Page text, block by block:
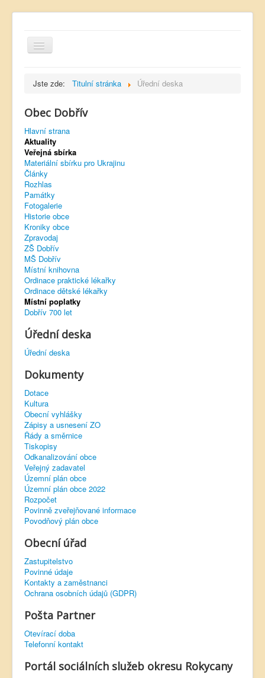
Kontakt
Úřední deska
Dobřívský zpravodaj
Rozhlas
Sokol Dobřív
Ubytování
Obec Pavlovsko
Virtuální prohlídka
Jste zde: Titulní stránka Úřední deska
Obec Dobřív
Hlavní strana
Aktuality
Veřejná sbírka
Materiální sbírku pro Ukrajinu
Články
Rozhlas
Památky
Fotogalerie
Historie obce
Kroniky obce
Zpravodaj
ZŠ Dobřív
MŠ Dobřív
Místní knihovna
Ordinace praktické lékařky
Ordinace dětské lékařky
Místní poplatky
Dobřív 700 let
Úřední deska
Úřední deska
Dokumenty
Dotace
Kultura
Obecní vyhlášky
Zápisy a usnesení ZO
Řády a směrnice
Tiskopisy
Odkanalizování obce
Veřejný zadavatel
Územní plán obce
Územní plán obce 2022
Rozpočet
Povinně zveřejňované informace
Povodňový plán obce
Obecní úřad
Zastupitelstvo
Povinné údaje
Kontakty a zaměstnanci
Ochrana osobních údajů (GDPR)
Pošta Partner
Otevírací doba
Telefonní kontakt
Portál sociálních služeb okresu Rokycany